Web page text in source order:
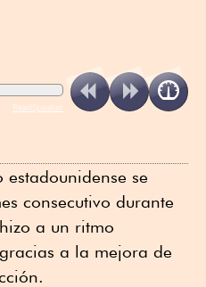
ReadSpeaker
estadounidense se
consecutivo durante
a un ritmo
a la mejora de